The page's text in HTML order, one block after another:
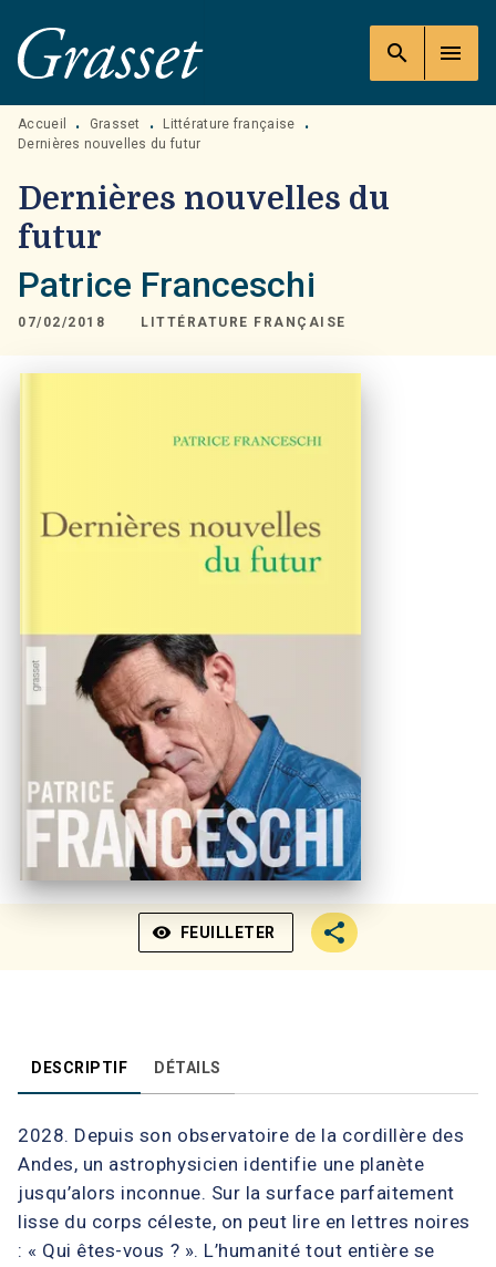
MENU RECHERCHE
PIED DE PAGE
search menu
Accueil • Grasset • Littérature française
•
Dernières nouvelles du futur
Dernières nouvelles du
futur
Patrice Franceschi
07/02/2018 LITTÉRATURE FRANÇAISE
visibility FEUILLETER
DESCRIPTIF DÉTAILS
2028. Depuis son observatoire de la cordillère des
Andes, un astrophysicien identifie une planète
jusqu’alors inconnue. Sur la surface parfaitement
lisse du corps céleste, on peut lire en lettres noires
: « Qui êtes-vous ? ». L’humanité tout entière se